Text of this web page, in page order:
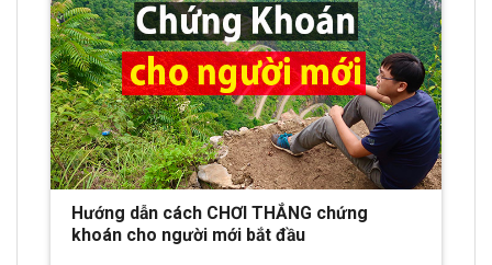
Hướng dẫn cách CHƠI THẮNG chứng
khoán cho người mới bắt đầu